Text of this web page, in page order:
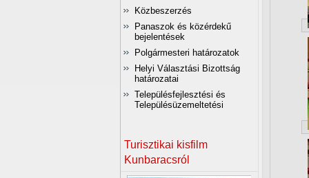
Közbeszerzés
Panaszok és közérdekű
bejelentések
Polgármesteri határozatok
Helyi Választási Bizottság
határozatai
Településfejlesztési és
Településüzemeltetési
Turisztikai kisfilm
Kunbaracsról